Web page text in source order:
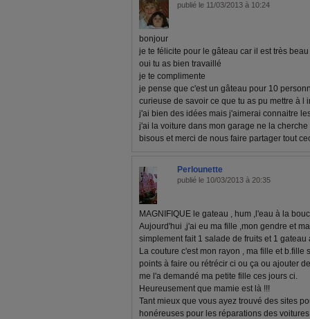
publié le 11/03/2013 à 10:24
bonjour
je te félicite pour le gâteau car il est très beau
oui tu as bien travaillé
je te complimente
je pense que c'est un gâteau pour 10
curieuse de savoir ce que tu as pu mettre à l
j'ai bien des idées mais j'aimerai connaitre
j'ai la voiture dans mon garage ne la cherche
bisous et merci de nous faire partager tout
Perlounette
publié le 10/03/2013 à 20:35
MAGNIFIQUE le gateau , hum ,l'eau à la
Aujourd'hui ,j'ai eu ma fille ,mon gendre et
simplement fait 1 salade de fruits et 1 gateau
La couture c'est mon rayon , ma fille et b.fille
points à faire ou rétrécir ci ou ça ou ajouter
me l'a demandé ma petite fille ces jours ci.
Heureusement que mamie est là !!!
Tant mieux que vous ayez trouvé des sites
honéreuses pour les réparations des